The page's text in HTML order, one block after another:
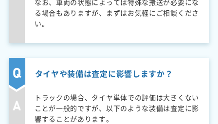
る場合もありますが、まずはお気軽にご相談くださ
い。
タイヤや装備は査定に影響しますか？
トラックの場合、タイヤ単体での評価は大きくない
ことが一般的ですが、以下のような装備は査定に影
響することがあります。